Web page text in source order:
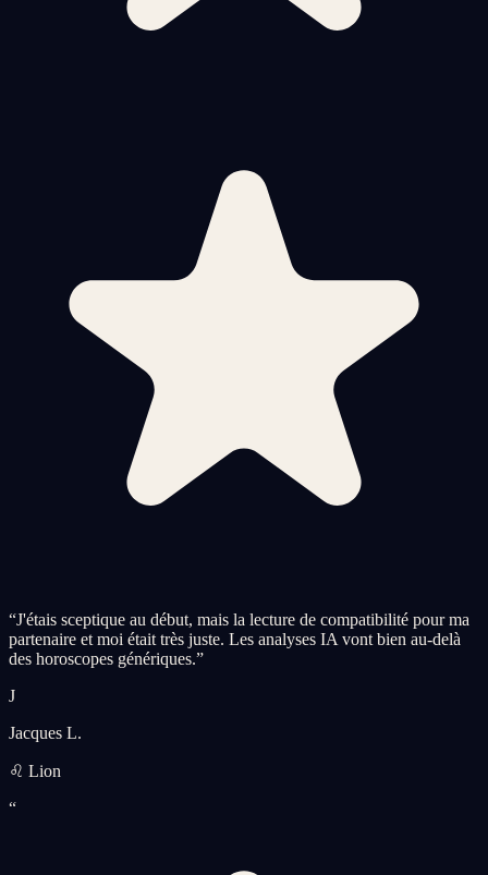
“J'étais sceptique au début, mais la lecture de compatibilité pour ma
partenaire et moi était très juste. Les analyses IA vont bien au-delà
des horoscopes génériques.”
J
Jacques L.
♌ Lion
“